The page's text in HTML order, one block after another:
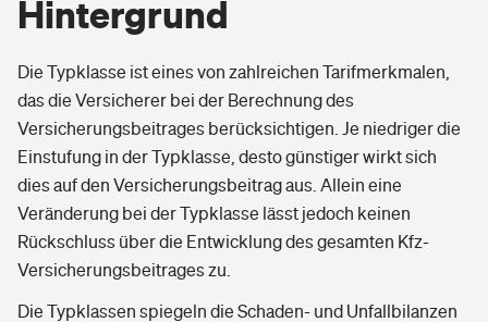
Hintergrund
Die Typklasse ist eines von zahlreichen Tarifmerkmalen,
das die Versicherer bei der Berechnung des
Versicherungsbeitrages berücksichtigen. Je niedriger die
Einstufung in der Typklasse, desto günstiger wirkt sich
dies auf den Versicherungsbeitrag aus. Allein eine
Veränderung bei der Typklasse lässt jedoch keinen
Rückschluss über die Entwicklung des gesamten Kfz-
Versicherungsbeitrages zu.
Die Typklassen spiegeln die Schaden- und Unfallbilanzen